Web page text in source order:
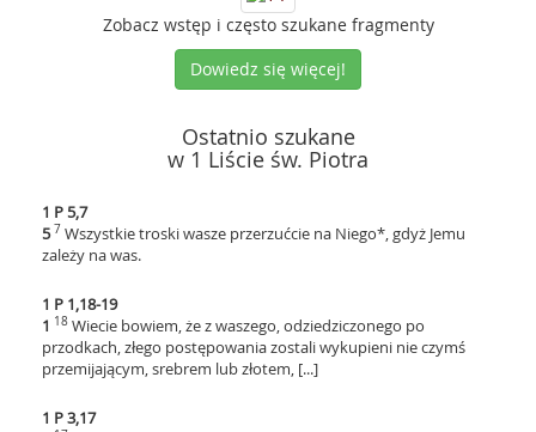
Zobacz wstęp i często szukane fragmenty
Dowiedz się więcej!
Ostatnio szukane
w 1 Liście św. Piotra
1 P 5,7
5 7 Wszystkie troski wasze przerzućcie na Niego*, gdyż Jemu
zależy na was.
1 P 1,18-19
1 18 Wiecie bowiem, że z waszego, odziedziczonego po
przodkach, złego postępowania zostali wykupieni nie czymś
przemijającym, srebrem lub złotem, [...]
1 P 3,17